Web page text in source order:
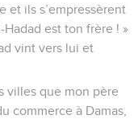
et ils s’empressèrent
est ton frère ! »
vint vers lui et
villes que mon père
commerce à Damas,